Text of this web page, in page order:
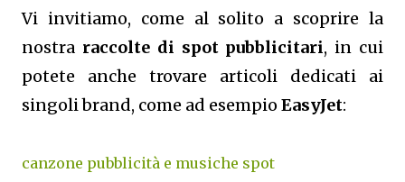
Vi invitiamo, come al solito a scoprire la
nostra raccolte di spot pubblicitari, in cui
potete anche trovare articoli dedicati ai
singoli brand, come ad esempio EasyJet:
canzone pubblicità e musiche spot